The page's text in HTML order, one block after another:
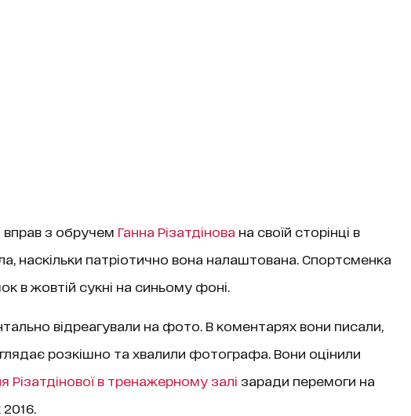
вправ з обручем Ганна Різатдінова на своїй сторінці в
наскільки патріотично вона налаштована. Спортсменка
в жовтій сукні на синьому фоні.
відреагували на фото. В коментарях вони писали,
розкішно та хвалили фотографа. Вони оцінили
Різатдінової в тренажерному залі заради перемоги на
2016.